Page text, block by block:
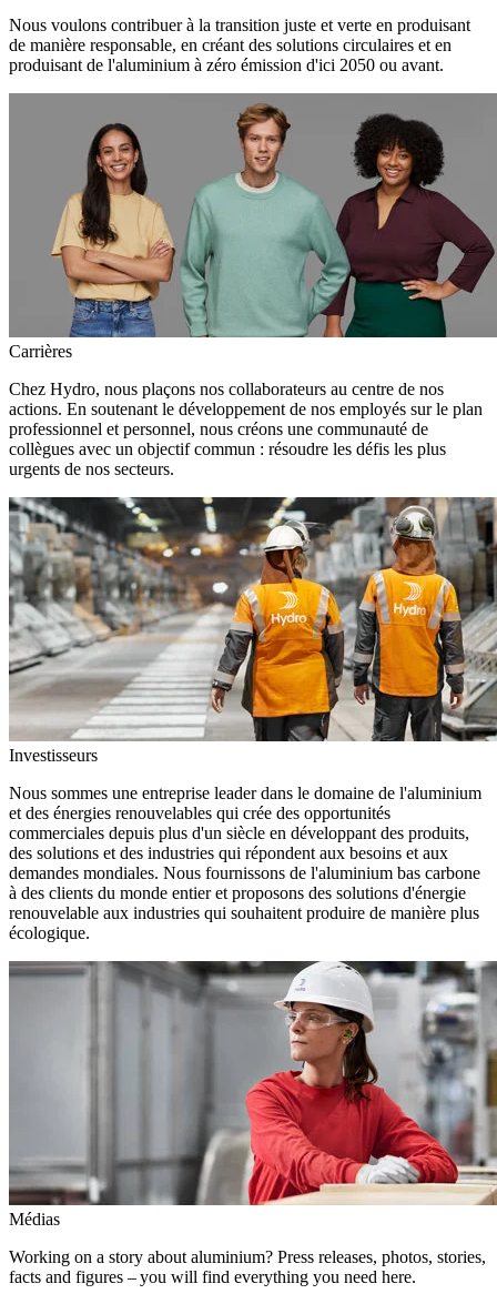
Nous voulons contribuer à la transition juste et verte en produisant
de manière responsable, en créant des solutions circulaires et en
produisant de l'aluminium à zéro émission d'ici 2050 ou avant.
Carrières
Chez Hydro, nous plaçons nos collaborateurs au centre de nos
actions. En soutenant le développement de nos employés sur le plan
professionnel et personnel, nous créons une communauté de
collègues avec un objectif commun : résoudre les défis les plus
urgents de nos secteurs.
Investisseurs
Nous sommes une entreprise leader dans le domaine de l'aluminium
et des énergies renouvelables qui crée des opportunités
commerciales depuis plus d'un siècle en développant des produits,
des solutions et des industries qui répondent aux besoins et aux
demandes mondiales. Nous fournissons de l'aluminium bas carbone
à des clients du monde entier et proposons des solutions d'énergie
renouvelable aux industries qui souhaitent produire de manière plus
écologique.
Médias
Working on a story about aluminium? Press releases, photos, stories,
facts and figures – you will find everything you need here.